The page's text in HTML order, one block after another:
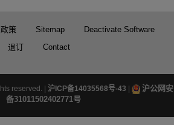
策 Sitemap
Deactivate Software
退订
Contact
reserved. | 沪ICP备14035568号-43 |
沪公网安
备31011502402771号